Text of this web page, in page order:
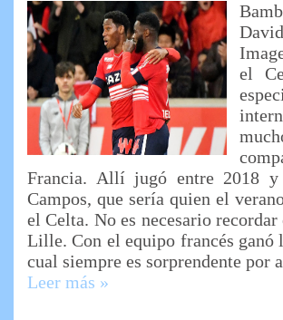
el
Francia. Allí jugó entre 2018
Campos, que sería quien el
el Celta. No es necesario
Lille. Con el equipo francés ganó
cual siempre es sorprendente por
Leer más »